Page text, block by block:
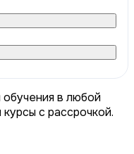
в любой
с рассрочкой.